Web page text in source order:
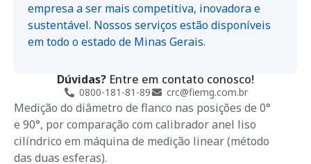
Medição do diâmetro de flanco nas posições de 0°
e 90°, por comparação com calibrador anel liso
cilíndrico em máquina de medição linear (método
das duas esferas).
empresa a ser mais competitiva, inovadora e
sustentável. Nossos serviços estão disponíveis
em todo o estado de Minas Gerais.
Dúvidas? Entre em contato conosco!
0800-181-81-89 crc@fiemg.com.br